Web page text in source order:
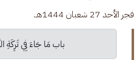
فجر الأحد 27 شعبان 1444هـ.
باب مَا جَاءَ فِي تَرِكَةِ